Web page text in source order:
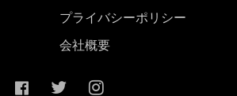
プライバシーポリシー
会社概要